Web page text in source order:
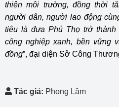
thiện môi trường, đồng thời
người dân, người lao động
tiêu là đưa Phú Thọ trở thành
công nghiệp xanh, bền vững
đồng”, đại diện Sở Công
Tác giả: Phong Lâm